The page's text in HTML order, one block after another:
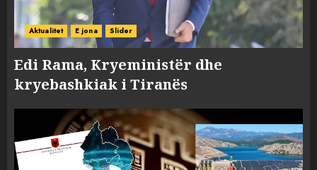
Aktualitet E jona Slider
Edi Rama, Kryeministër dhe
kryebashkiak i Tiranës